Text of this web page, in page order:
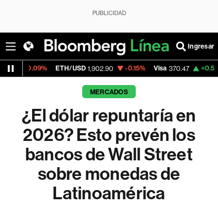
PUBLICIDAD
Ingresar
ETH/USD 1,902.90 -0.15% Visa 370.47 +0.52%
MERCADOS
¿El dólar repuntaría en
2026? Esto prevén los
bancos de Wall Street
sobre monedas de
Latinoamérica